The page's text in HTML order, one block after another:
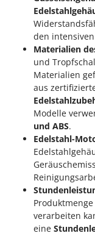
den
Materialien
und
Materialien
aus
Modelle
und ABS.
Edelstahl-
verarbeiten
eine